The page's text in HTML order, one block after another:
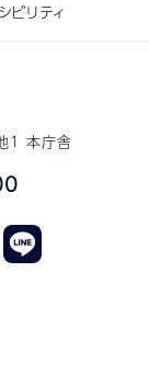
1 本庁舎
ビリティ